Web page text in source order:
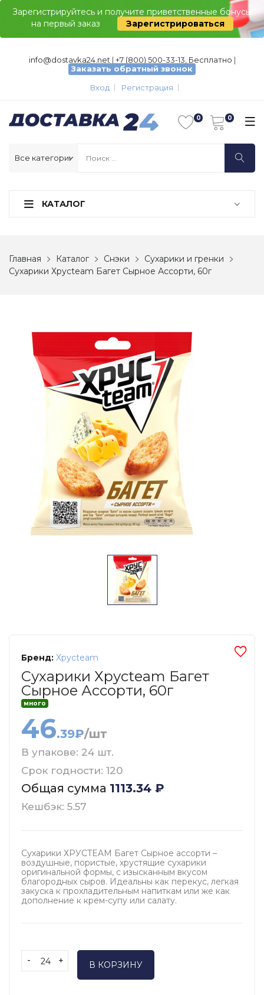
Зарегистрируйтесь и получите приветственные бонусы
на первый заказ
Зарегистрироваться
info@dostavka24.net | +7 (800) 500-33-13, Бесплатно |
Заказать обратный звонок
Вход
Регистрация
КАТАЛОГ
Главная Каталог Снэки
Сухарики и гренки
Сухарики Хрусteam Багет Сырное Ассорти, 60г
Бренд: Хрусteam
Сухарики Хрусteam Багет
Сырное Ассорти, 60г
много
46.39₽/шт
В упакове: 24 шт.
Срок годности: 120
Общая сумма 1113.34 ₽
Кешбэк: 5.57
Сухарики ХРУСTEAM Багет Сырное ассорти –
воздушные, пористые, хрустящие сухарики
оригинальной формы, с изысканным вкусом
благородных сыров. Идеальны как перекус, легкая
закуска к прохладительным напиткам или же как
дополнение к крем-супу или салату.
- + В КОРЗИНУ